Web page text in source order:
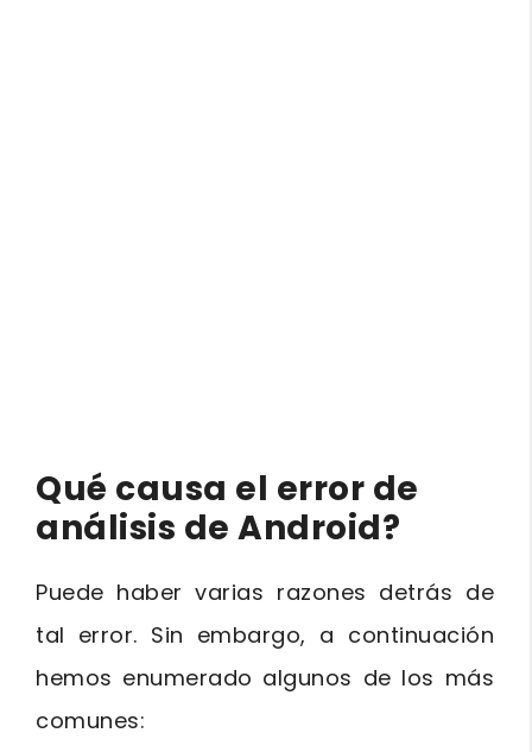
Qué causa el error de
análisis de Android?
Puede haber varias razones detrás de
tal error. Sin embargo, a continuación
hemos enumerado algunos de los más
comunes: